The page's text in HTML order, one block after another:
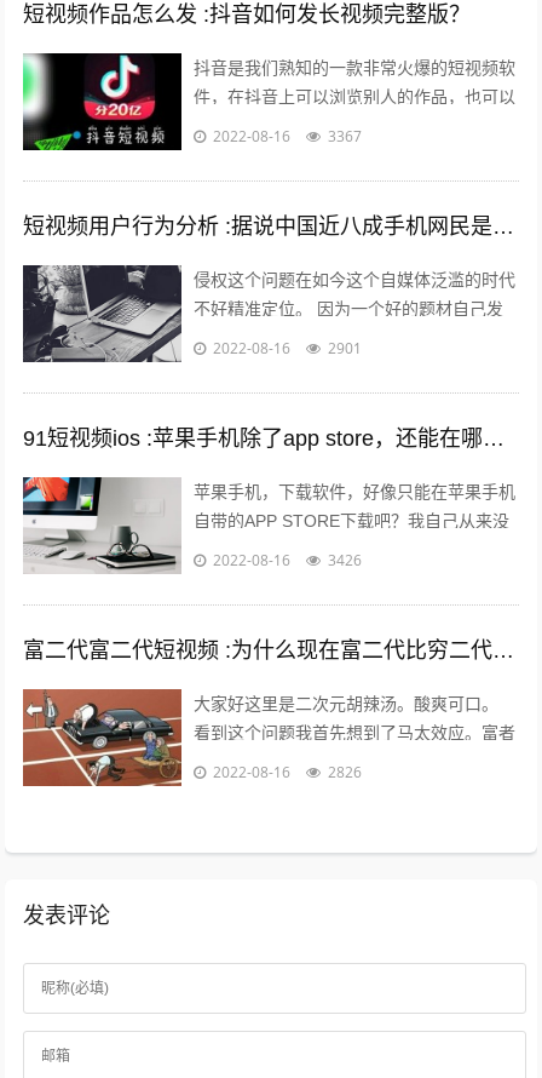
短视频作品怎么发 :抖音如何发长视频完整版？
抖音是我们熟知的一款非常火爆的短视频软
件，在抖音上可以浏览别人的作品，也可以
发布自己的作品，那么自己发布作品的时候
2022-08-16 3367
短视频用户行为分析 :据说中国近八成手机网民是短视频用户，侵权问题如何解决？
侵权这个问题在如今这个自媒体泛滥的时代
不好精准定位。 因为一个好的题材自己发
布出去可能只需要短短的几分钟时间就能够
2022-08-16 2901
91短视频ios :苹果手机除了app store，还能在哪里下载软件？包括一些破解软件？
苹果手机，下载软件，好像只能在苹果手机
自带的APP STORE下载吧？我自己从来没
有尝试过在其他地方下载，在越狱最火热的
2022-08-16 3426
富二代富二代短视频 :为什么现在富二代比穷二代努力？
大家好这里是二次元胡辣汤。酸爽可口。
看到这个问题我首先想到了马太效应。富者
更富，穷者更穷。这也是一个不争的事实。
2022-08-16 2826
发表评论